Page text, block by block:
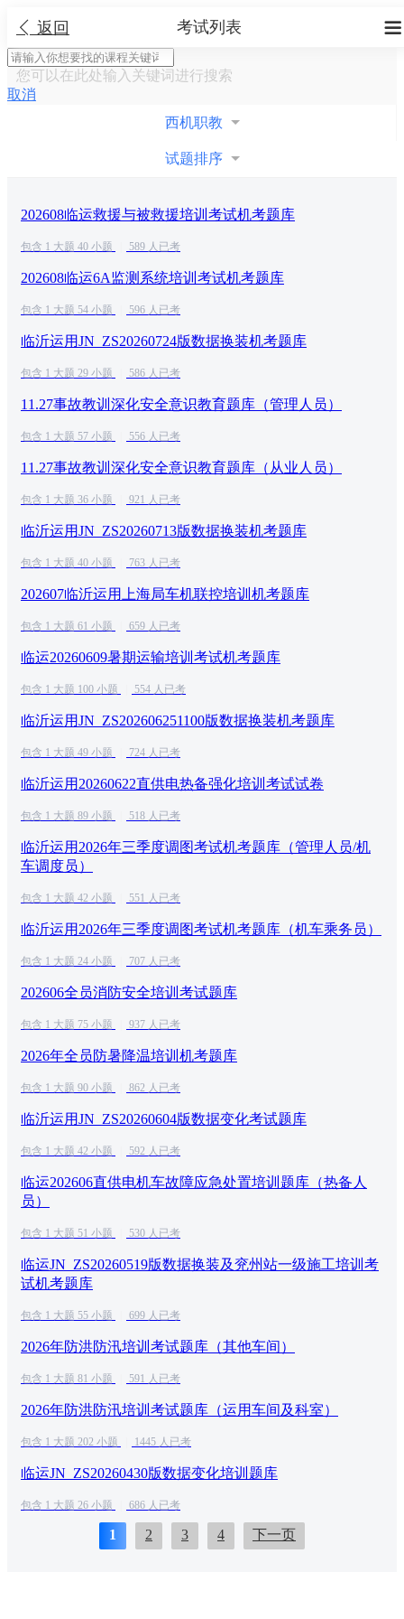
 返回 
考试列表
您可以在此处输入关键词进行搜索
取消
西机职教
试题排序
202608临运救援与被救援培训考试机考题库
包含 1 大题 40 小题 589 人已考
202608临运6A监测系统培训考试机考题库
包含 1 大题 54 小题 596 人已考
临沂运用JN_ZS20260724版数据换装机考题库
包含 1 大题 29 小题 586 人已考
11.27事故教训深化安全意识教育题库（管理人员）
包含 1 大题 57 小题 556 人已考
11.27事故教训深化安全意识教育题库（从业人员）
包含 1 大题 36 小题 921 人已考
临沂运用JN_ZS20260713版数据换装机考题库
包含 1 大题 40 小题 763 人已考
202607临沂运用上海局车机联控培训机考题库
包含 1 大题 61 小题 659 人已考
临运20260609暑期运输培训考试机考题库
包含 1 大题 100 小题 554 人已考
临沂运用JN_ZS202606251100版数据换装机考题库
包含 1 大题 49 小题 724 人已考
临沂运用20260622直供电热备强化培训考试试卷
包含 1 大题 89 小题 518 人已考
临沂运用2026年三季度调图考试机考题库（管理人员/机
车调度员）
包含 1 大题 42 小题 551 人已考
临沂运用2026年三季度调图考试机考题库（机车乘务员）
包含 1 大题 24 小题 707 人已考
202606全员消防安全培训考试题库
包含 1 大题 75 小题 937 人已考
2026年全员防暑降温培训机考题库
包含 1 大题 90 小题 862 人已考
临沂运用JN_ZS20260604版数据变化考试题库
包含 1 大题 42 小题 592 人已考
临运202606直供电机车故障应急处置培训题库（热备人
员）
包含 1 大题 51 小题 530 人已考
临运JN_ZS20260519版数据换装及兖州站一级施工培训考
试机考题库
包含 1 大题 55 小题 699 人已考
2026年防洪防汛培训考试题库（其他车间）
包含 1 大题 81 小题 591 人已考
2026年防洪防汛培训考试题库（运用车间及科室）
包含 1 大题 202 小题 1445 人已考
临运JN_ZS20260430版数据变化培训题库
包含 1 大题 26 小题 686 人已考
1 2 3 4 下一页